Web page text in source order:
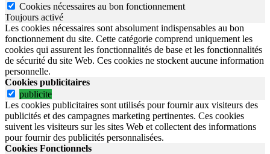
Cookies nécessaires au bon fonctionnement
Toujours activé
Les cookies nécessaires sont absolument indispensables au bon
fonctionnement du site. Cette catégorie comprend uniquement les
cookies qui assurent les fonctionnalités de base et les fonctionnalités
de sécurité du site Web. Ces cookies ne stockent aucune information
personnelle.
Cookies publicitaires
publicite
Les cookies publicitaires sont utilisés pour fournir aux visiteurs des
publicités et des campagnes marketing pertinentes. Ces cookies
suivent les visiteurs sur les sites Web et collectent des informations
pour fournir des publicités personnalisées.
Cookies Fonctionnels